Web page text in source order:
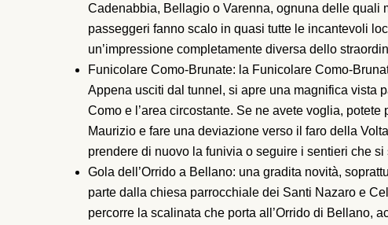
Cadenabbia, Bellagio o Varenna, ognuna delle quali
passeggeri fanno scalo in quasi tutte le incantevoli
un’impressione completamente diversa dello
Funicolare Como-Brunate: la Funicolare Como-
Appena usciti dal tunnel, si apre una magnifica vista
Como e l’area circostante. Se ne avete voglia, potete
Maurizio e fare una deviazione verso il faro della
prendere di nuovo la funivia o seguire i sentieri che
Gola dell’Orrido a Bellano: una gradita novità,
parte dalla chiesa parrocchiale dei Santi Nazaro e
percorre la scalinata che porta all’Orrido di Bellano,